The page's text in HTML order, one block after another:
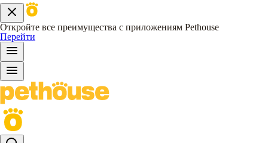
Откройте все преимущества с приложениям Pethouse
Перейти